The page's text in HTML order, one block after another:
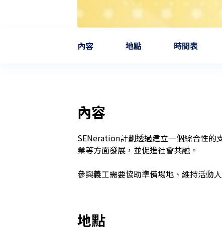
內容 地點 時間表
內容
SENeration計劃透過建立一個綜合性的
業等方面發展，並促進社會共融。
參與義工需要協助準備場地、維持活動
地點